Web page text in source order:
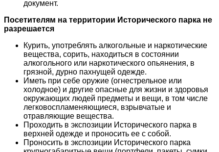
документ.
Посетителям на территории Исторического парка не
разрешается
Курить, употреблять алкогольные и наркотические
вещества, сорить, находиться в состоянии
алкогольного или наркотического опьянения, в
грязной, дурно пахнущей одежде.
Иметь при себе оружие (огнестрельное или
холодное) и другие опасные для жизни и здоровья
окружающих людей предметы и вещи, в том числе
легковоспламеняющиеся, взрывчатые и
отравляющие вещества.
Проходить в экспозиции Исторического парка в
верхней одежде и проносить ее с собой.
Проносить в экспозиции Исторического парка